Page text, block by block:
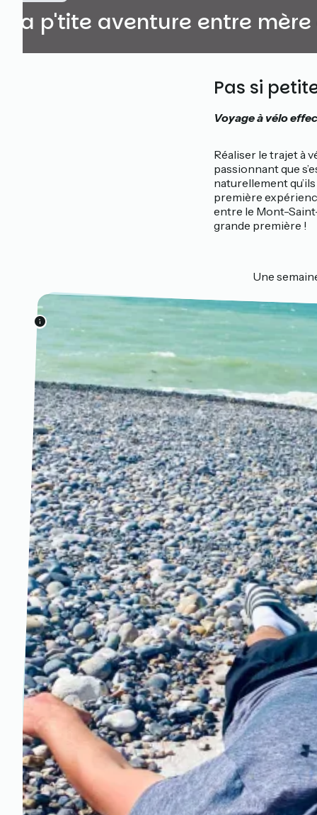
La p'tite aventure entre
Pas si
Voyage à vélo
Réaliser le trajet à
passionnant que
naturellement
première
entre le Mont-
grande première !
Une